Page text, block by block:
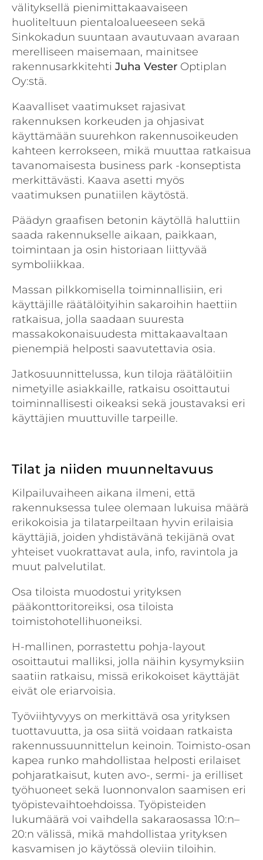
välityksellä pienimittakaavaiseen
huoliteltuun pientaloalueeseen sekä
Sinkokadun suuntaan avautuvaan avaraan
merelliseen maisemaan, mainitsee
rakennusarkkitehti Juha Vester Optiplan
Oy:stä.
Kaavalliset vaatimukset rajasivat
rakennuksen korkeuden ja ohjasivat
käyttämään suurehkon rakennusoikeuden
kahteen kerrokseen, mikä muuttaa ratkaisua
tavanomaisesta business park -konseptista
merkittävästi. Kaava asetti myös
vaatimuksen punatiilen käytöstä.
Päädyn graafisen betonin käytöllä haluttiin
saada rakennukselle aikaan, paikkaan,
toimintaan ja osin historiaan liittyvää
symboliikkaa.
Massan pilkkomisella toiminnallisiin, eri
käyttäjille räätälöityihin sakaroihin haettiin
ratkaisua, jolla saadaan suuresta
massakokonaisuudesta mittakaavaltaan
pienempiä helposti saavutettavia osia.
Jatkosuunnittelussa, kun tiloja räätälöitiin
nimetyille asiakkaille, ratkaisu osoittautui
toiminnallisesti oikeaksi sekä joustavaksi eri
käyttäjien muuttuville tarpeille.
Tilat ja niiden muunneltavuus
Kilpailuvaiheen aikana ilmeni, että
rakennuksessa tulee olemaan lukuisa määrä
erikokoisia ja tilatarpeiltaan hyvin erilaisia
käyttäjiä, joiden yhdistävänä tekijänä ovat
yhteiset vuokrattavat aula, info, ravintola ja
muut palvelutilat.
Osa tiloista muodostui yrityksen
pääkonttoritoreiksi, osa tiloista
toimistohotellihuoneiksi.
H-mallinen, porrastettu pohja-layout
osoittautui malliksi, jolla näihin kysymyksiin
saatiin ratkaisu, missä erikokoiset käyttäjät
eivät ole eriarvoisia.
Työviihtyvyys on merkittävä osa yrityksen
tuottavuutta, ja osa siitä voidaan ratkaista
rakennussuunnittelun keinoin. Toimisto-osan
kapea runko mahdollistaa helposti erilaiset
pohjaratkaisut, kuten avo-, sermi- ja erilliset
työhuoneet sekä luonnonvalon saamisen eri
työpistevaihtoehdoissa. Työpisteiden
lukumäärä voi vaihdella sakaraosassa 10:n–
20:n välissä, mikä mahdollistaa yrityksen
kasvamisen jo käytössä oleviin tiloihin.